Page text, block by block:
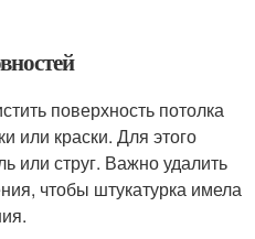
поверхность потолка
или краски. Для этого
или струг. Важно удалить
чтобы штукатурка имела